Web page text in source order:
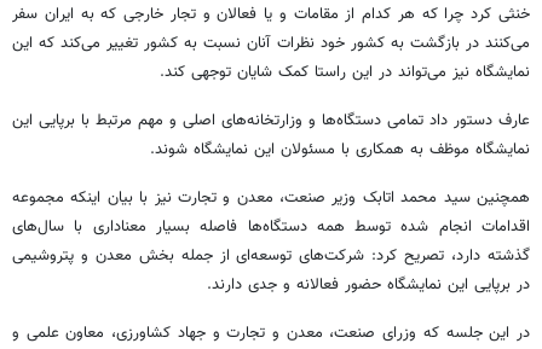
خنثی کرد چرا که هر کدام از مقامات و یا فعالان و تجار خارجی که به ایران سفر
می‌کنند در بازگشت به کشور خود نظرات آنان نسبت به کشور تغییر می‌کند که این
نمایشگاه نیز می‌تواند در این راستا کمک شایان توجهی کند.
عارف دستور داد تمامی دستگاه‌ها و وزارتخانه‌های اصلی و مهم مرتبط با برپایی این
نمایشگاه موظف به همکاری با مسئولان این نمایشگاه شوند.
همچنین سید محمد اتابک وزیر صنعت، معدن و تجارت نیز با بیان اینکه مجموعه
اقدامات انجام شده توسط همه دستگاه‌ها فاصله بسیار معناداری با سال‌های
گذشته دارد، تصریح کرد: شرکت‌های توسعه‌ای از جمله بخش معدن و پتروشیمی
در برپایی این نمایشگاه حضور فعالانه و جدی دارند.
در این جلسه که وزرای صنعت، معدن و تجارت و جهاد کشاورزی، معاون علمی و